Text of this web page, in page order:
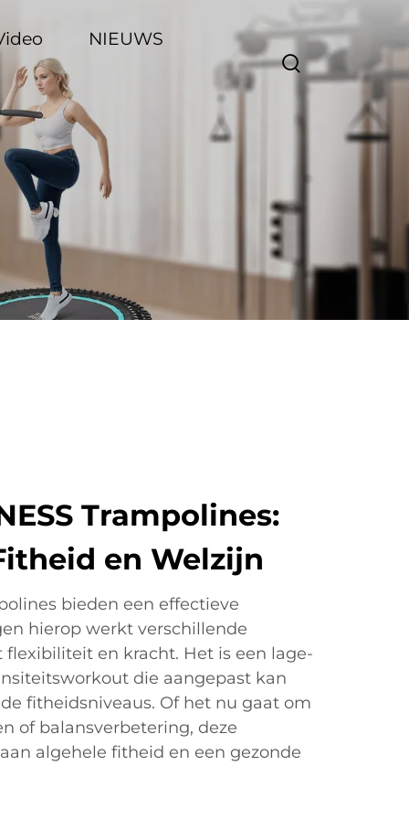
NIEUWS
Trampolines:
en Welzijn
bieden een effectieve
hierop werkt verschillende
en kracht. Het is een lage-
die aangepast kan
fitheidsniveaus. Of het nu gaat om
of balansverbetering, deze
algehele fitheid en een gezonde